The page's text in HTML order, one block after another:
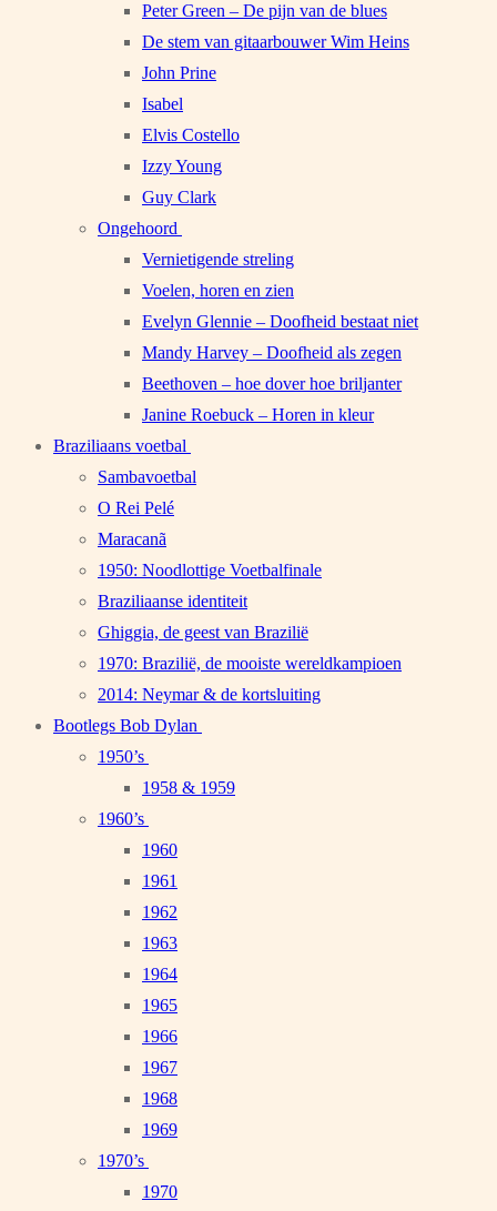
Peter Green – De pijn van de blues
De stem van gitaarbouwer Wim Heins
John Prine
Isabel
Elvis Costello
Izzy Young
Guy Clark
Ongehoord
Vernietigende streling
Voelen, horen en zien
Evelyn Glennie – Doofheid bestaat niet
Mandy Harvey – Doofheid als zegen
Beethoven – hoe dover hoe briljanter
Janine Roebuck – Horen in kleur
Braziliaans voetbal
Sambavoetbal
O Rei Pelé
Maracanã
1950: Noodlottige Voetbalfinale
Braziliaanse identiteit
Ghiggia, de geest van Brazilië
1970: Brazilië, de mooiste wereldkampioen
2014: Neymar & de kortsluiting
Bootlegs Bob Dylan
1950’s
1958 & 1959
1960’s
1960
1961
1962
1963
1964
1965
1966
1967
1968
1969
1970’s
1970